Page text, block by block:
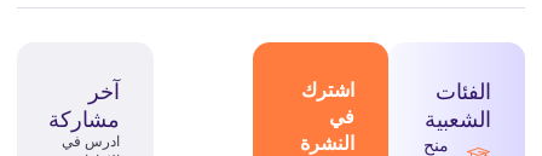
الفئات
الشعبية
منح
اشترك
النشرة
آخر
مشاركة
ادرس في